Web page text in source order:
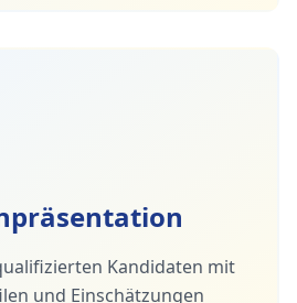
Kandidaten mit
und Einschätzungen